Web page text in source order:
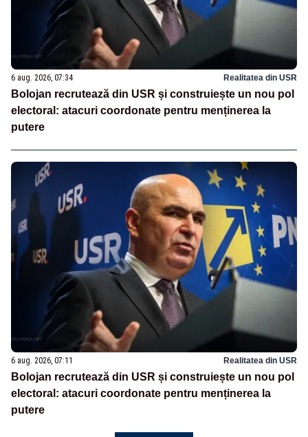
6 aug. 2026, 07:34 Realitatea din USR
Bolojan recrutează din USR și construiește un nou pol
electoral: atacuri coordonate pentru menținerea la
putere
6 aug. 2026, 07:11 Realitatea din USR
Bolojan recrutează din USR și construiește un nou pol
electoral: atacuri coordonate pentru menținerea la
putere